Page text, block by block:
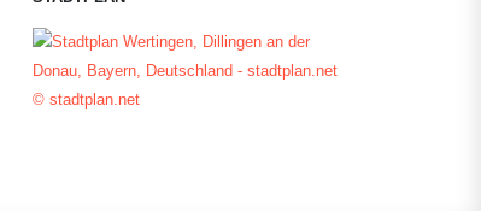
© stadtplan.net